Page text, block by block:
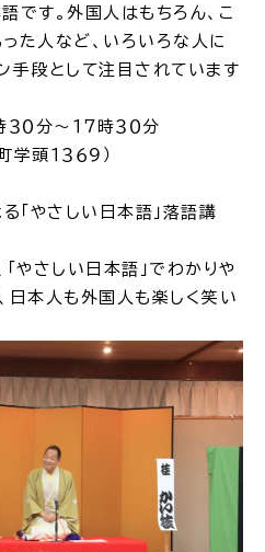
から探 す
結婚・離婚
就職・転職・退職
です。外国人はもちろん、こ
た人など、いろいろな人に
手段として注目されています
３０分～１７時３０分
頭１３６９）
る「やさしい日本語」落語講
「やさしい日本語」でわかりや
日本人も外国人も楽しく笑い